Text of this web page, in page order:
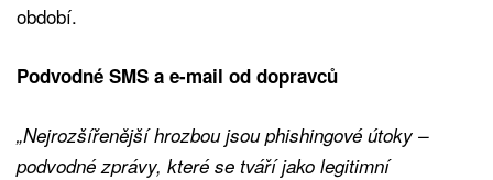
období.
Podvodné SMS a e-mail od dopravců
„Nejrozšířenější hrozbou jsou phishingové útoky –
podvodné zprávy, které se tváří jako legitimní